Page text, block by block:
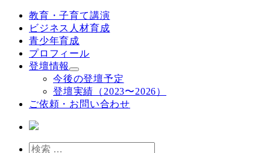
教育・子育て講演
ビジネス人材育成
青少年育成
プロフィール
登壇情報
今後の登壇予定
登壇実績（2023〜2026）
ご依頼・お問い合わせ
検